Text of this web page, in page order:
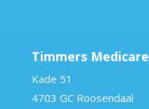
Timmers Medicare
Kade 51
4703 GC Roosendaal